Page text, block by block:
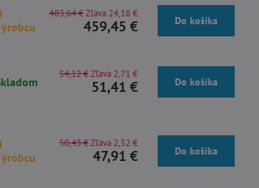
459,45 €
483,64 €Zľava 24,18 €
Do košíka
51,41 €
54,12 €Zľava 2,71 €
Do košíka
47,91 €
50,43 €Zľava 2,52 €
Do košíka